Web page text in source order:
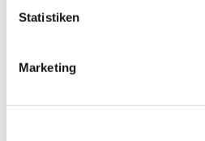
Statistiken
Marketing